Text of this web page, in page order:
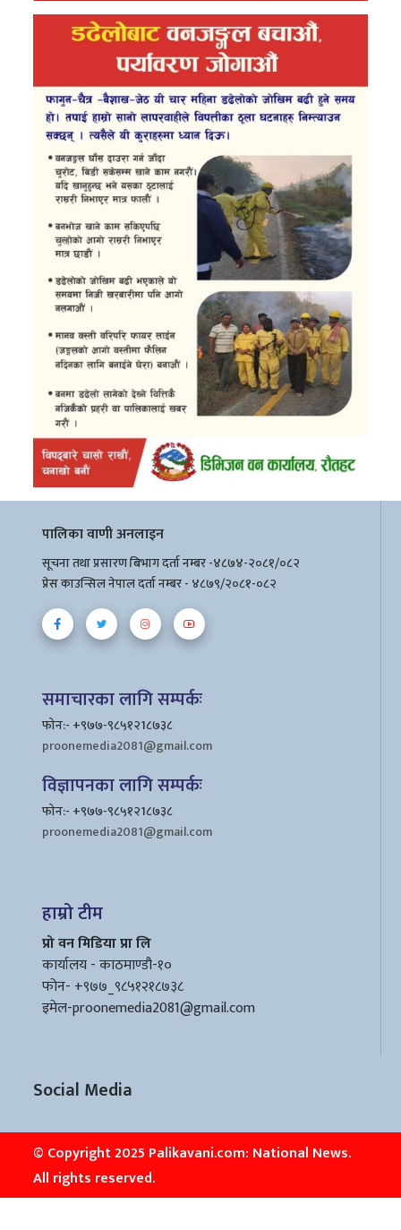
पालिका वाणी अनलाइन
सूचना तथा प्रसारण बिभाग दर्ता नम्बर -४८७४-२०८१/०८२
प्रेस काउन्सिल नेपाल दर्ता नम्बर - ४८७९/२०८१-०८२
समाचारका लागि सम्पर्कः
फोन:- +९७७-९८५१२1८७३८
proonemedia2081@gmail.com
विज्ञापनका लागि सम्पर्कः
फोन:- +९७७-९८५१२1८७३८
proonemedia2081@gmail.com
हाम्रो टीम
प्रो वन मिडिया प्रा लि
कार्यालय - काठमाण्डौ-१०
फोन- +९७७_९८५१२१८७३८
इमेल-proonemedia2081@gmail.com
Social Media
© Copyright 2025 Palikavani.com: National News.
All rights reserved.